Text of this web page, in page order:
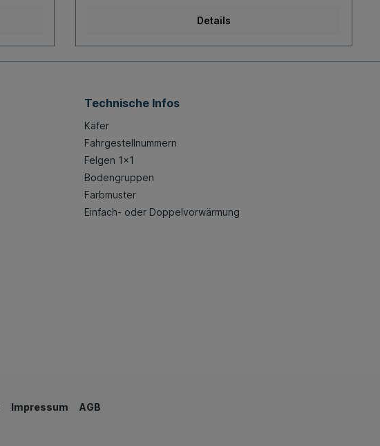
Details
Technische Infos
Käfer
Fahrgestellnummern
Felgen 1x1
Bodengruppen
Farbmuster
Einfach- oder Doppelvorwärmung
Impressum AGB